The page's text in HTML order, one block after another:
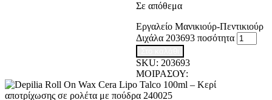
Σε απόθεμα
Εργαλείο Μανικιούρ-Πεντικιούρ
Διχάλα 203693 ποσότητα
SKU: 203693
ΜΟΙΡΑΣΟΥ: